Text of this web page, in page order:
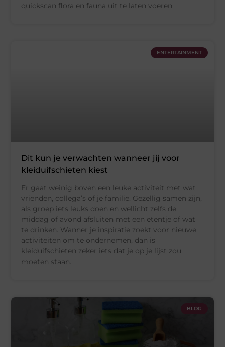
quickscan flora en fauna uit te laten voeren,
ENTERTAINMENT
Dit kun je verwachten wanneer jij voor
kleiduifschieten kiest
Er gaat weinig boven een leuke activiteit met wat
vrienden, collega’s of je familie. Gezellig samen zijn,
als groep iets leuks doen en wellicht zelfs de
middag of avond afsluiten met een etentje of wat
te drinken. Wanner je inspiratie zoekt voor nieuwe
activiteiten om te ondernemen, dan is
kleiduifschieten zeker iets dat je op je lijst zou
moeten staan.
BLOG